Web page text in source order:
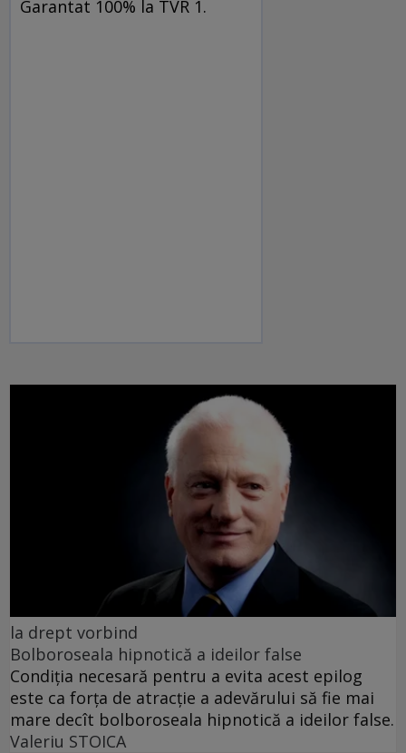
Garantat 100% la TVR 1.
la drept vorbind
Bolboroseala hipnotică a ideilor false
Condiția necesară pentru a evita acest epilog
este ca forța de atracție a adevărului să fie mai
mare decît bolboroseala hipnotică a ideilor false.
Valeriu STOICA